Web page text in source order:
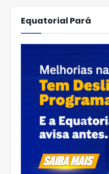
Equatorial Pará